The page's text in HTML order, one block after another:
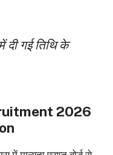
गई तिथि के
2026